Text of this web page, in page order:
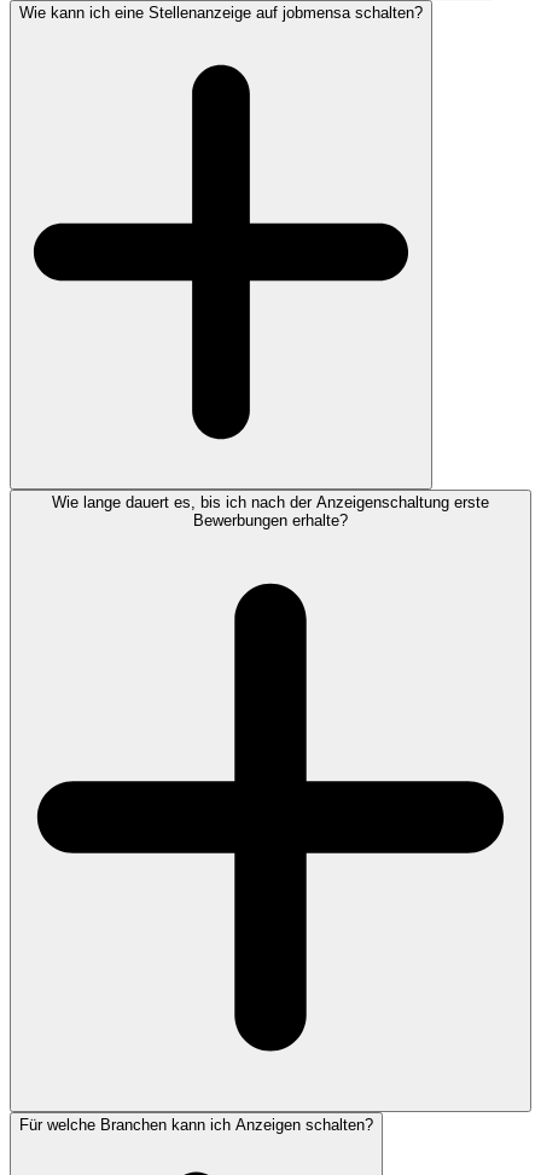
Wie kann ich eine Stellenanzeige auf jobmensa schalten?
Wie lange dauert es, bis ich nach der Anzeigenschaltung erste
Bewerbungen erhalte?
Für welche Branchen kann ich Anzeigen schalten?